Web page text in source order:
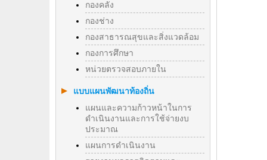
กองคลัง
กองช่าง
กองสาธารณสุขและสิ่งแวดล้อม
กองการศึกษา
หน่วยตรวจสอบภายใน
แบบแผนพัฒนาท้องถิ่น
แผนและความก้าวหน้าในการ
ดำเนินงานและการใช้จ่ายงบ
ประมาณ
แผนการดำเนินงาน